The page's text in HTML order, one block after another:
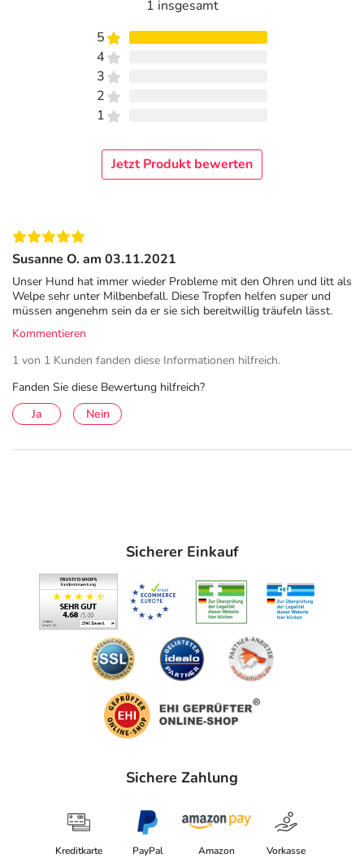
Zusammensetzung
Aqua, Lavandula angustifolia Oil, Melaleuca alternifolia
Oil, Azadirachta indica Oil, Geranium Oil, Polysorbate 20.
Adresse des Anbieters/Herstellers
Industriestr. 9-11
49584 Fürstenau
herunterladen.
1 insgesamt
5
4
3
2
1
Jetzt Produkt bewerten
Susanne O. am 03.11.2021
Unser Hund hat immer wieder Probleme mit den Ohren und litt als
Welpe sehr unter Milbenbefall. Diese Tropfen helfen super und
müssen angenehm sein da er sie sich bereitwillig träufeln lässt.
Kommentieren
1 von 1 Kunden fanden diese Informationen hilfreich.
Fanden Sie diese Bewertung hilfreich?
Ja
Nein
Sicherer Einkauf
Sichere Zahlung
Kreditkarte PayPal Amazon Vorkasse